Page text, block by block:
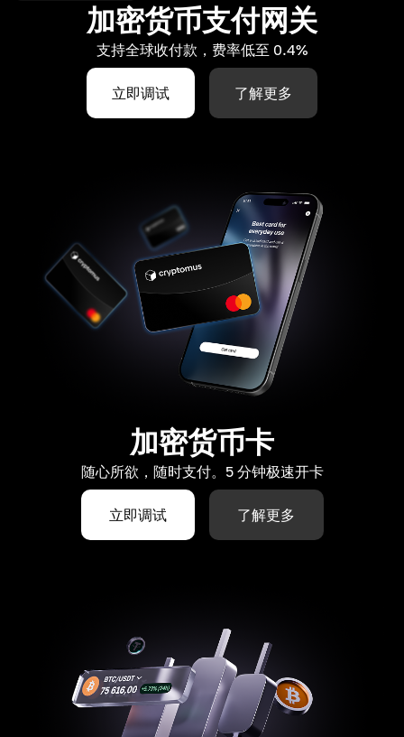
加密货币支付网关
支持全球收付款，费率低至 0.4%
立即调试 了解更多
加密货币卡
随心所欲，随时支付。5 分钟极速开卡
立即调试 了解更多